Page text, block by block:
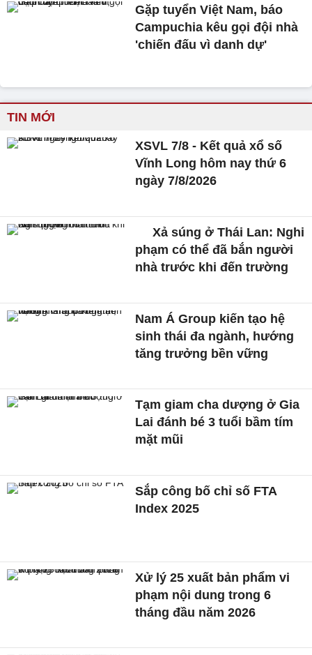
Gặp tuyển Việt Nam, báo
Campuchia kêu gọi đội nhà
'chiến đấu vì danh dự'
TIN MỚI
XSVL 7/8 - Kết quả xổ số
Vĩnh Long hôm nay thứ 6
ngày 7/8/2026
Xả súng ở Thái Lan: Nghi
phạm có thể đã bắn người
nhà trước khi đến trường
Nam Á Group kiến tạo hệ
sinh thái đa ngành, hướng
tăng trưởng bền vững
Tạm giam cha dượng ở Gia
Lai đánh bé 3 tuổi bầm tím
mặt mũi
Sắp công bố chỉ số FTA
Index 2025
Xử lý 25 xuất bản phẩm vi
phạm nội dung trong 6
tháng đầu năm 2026